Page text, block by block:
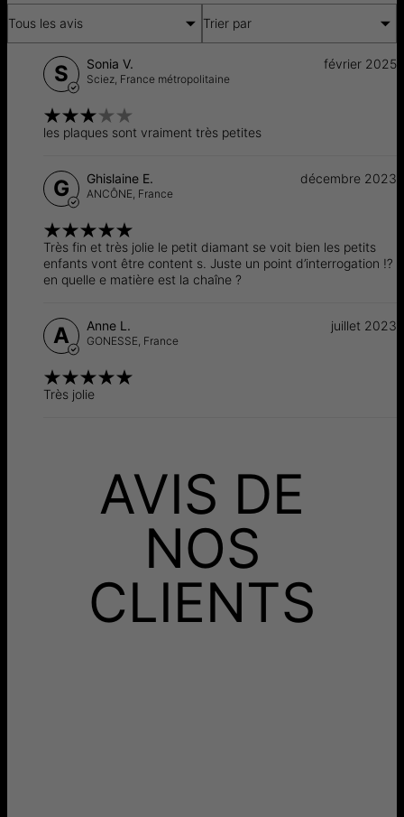
Tous les avis Trier par
S Sonia V.
Sciez, France métropolitaine
février 2025
les plaques sont vraiment très petites
G Ghislaine E.
ANCÔNE, France
décembre 2023
Très fin et très jolie le petit diamant se voit bien les petits
enfants vont être content s. Juste un point d’interrogation ⁉️
en quelle e matière est la chaîne ?
A Anne L.
GONESSE, France
juillet 2023
Très jolie
AVIS DE
NOS
CLIENTS